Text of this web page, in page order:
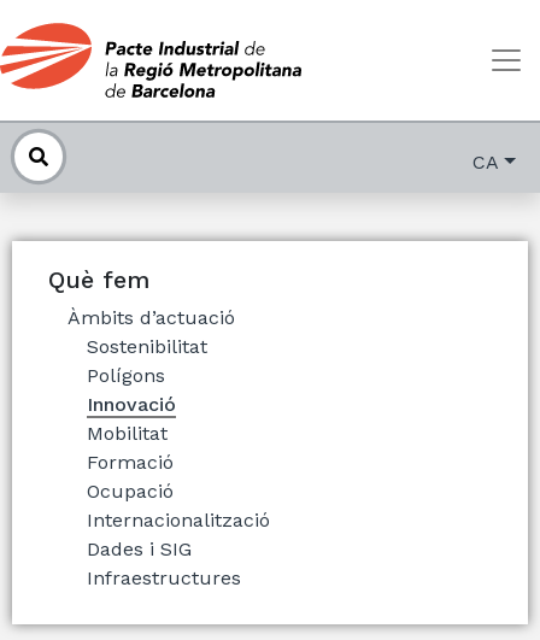
CA
Què fem
Àmbits d’actuació
Sostenibilitat
Polígons
Innovació
Mobilitat
Formació
Ocupació
Internacionalització
Dades i SIG
Infraestructures